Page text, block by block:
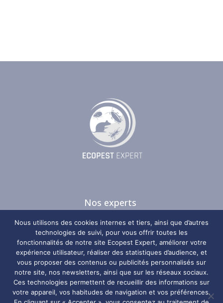
Nos experts
Nos guides
Nos zones d’intervention
Plan du site
Nos coordonnées
Nous utilisons des cookies internes et tiers, ainsi que d’autres
technologies de suivi, pour vous offrir toutes les
fonctionnalités de notre site Ecopest Expert, améliorer votre
expérience utilisateur, réaliser des statistiques d’audience, et
vous proposer des contenus ou publicités personnalisés sur
notre site, nos newsletters, ainsi que sur les réseaux sociaux.
Ces technologies permettent de recueillir des informations sur
votre appareil, vos habitudes de navigation et vos préférences.